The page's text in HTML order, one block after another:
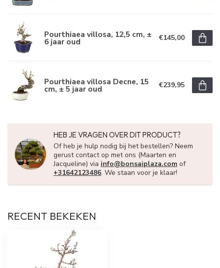
Pourthiaea villosa, 12,5 cm, ±
6 jaar oud €145,00
Pourthiaea villosa Decne, 15
cm, ± 5 jaar oud €239,95
HEB JE VRAGEN OVER DIT PRODUCT?
Of heb je hulp nodig bij het bestellen? Neem
gerust contact op met ons (Maarten en
Jacqueline) via info@bonsaiplaza.com of
+31642123486. We staan voor je klaar!
RECENT BEKEKEN